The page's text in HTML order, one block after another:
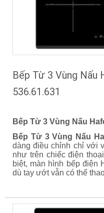
Bếp Từ 3 Vùng Nấu
536.61.631
Bếp Từ 3 Vùng Nấu
Bếp Từ 3 Vùng Nấu
dàng điều chỉnh chỉ với
như trên chiếc điện
biệt, màn hình bếp điện
dù tay ướt vẫn có thể